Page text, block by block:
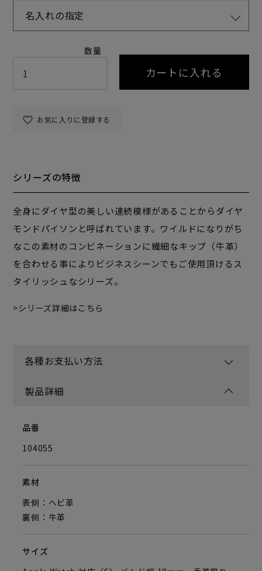
お気に入りに登録する
カートに入れる
名入れの指定
シリーズの特徴
全身にダイヤ型の美しい連続模様があることからダイヤ
モンドパイソンと呼ばれています。ワイルドになりがち
なこの素材のコンビネーションに繊細なキップ（牛革）
を合わせる事によりビジネスシーンでもご使用頂けるス
タイリッシュなシリーズ。
シリーズ詳細はこちら
各種お支払い方法
製品詳細
品番
104055
素材
表側：ヘビ革
裏側：牛革
サイズ